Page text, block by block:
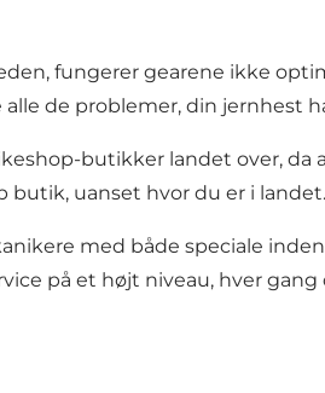
fungerer gearene ikke
de problemer, din jernhest
butikker landet over,
butik, uanset hvor du er i landet.
med både speciale
på et højt niveau, hver